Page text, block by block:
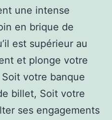
une intense
en brique de
est supérieur au
et plonge votre
votre banque
billet, Soit votre
ses engagements